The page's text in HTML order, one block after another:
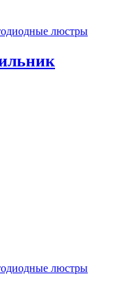
люстры
люстры